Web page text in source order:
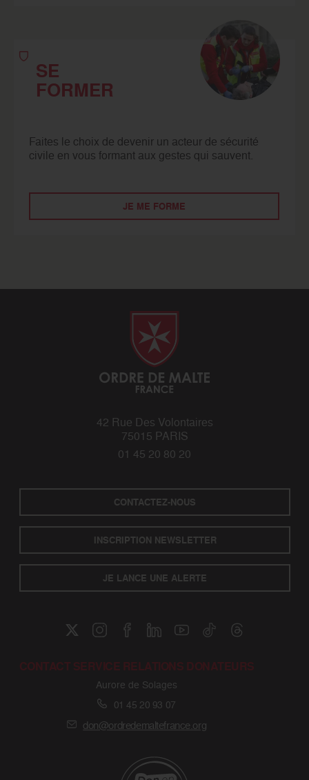
SE
FORMER
Faites le choix de devenir un acteur de sécurité
civile en vous formant aux gestes qui sauvent.
JE ME FORME
42 Rue Des Volontaires
75015 PARIS
01 45 20 80 20
CONTACTEZ-NOUS
INSCRIPTION NEWSLETTER
JE LANCE UNE ALERTE
CONTACT SERVICE RELATIONS DONATEURS
Aurore de Solages
01 45 20 93 07
don@ordredemaltefrance.org